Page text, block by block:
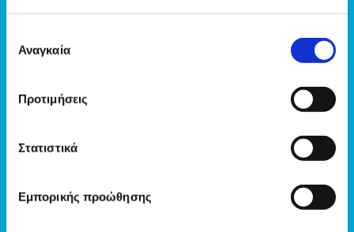
συγκατάθεσης
Αναγκαία
Προτιμήσεις
Στατιστικά
Εμπορικής προώθησης
προδιαγραφές, οι οποίες συνδυάζουν την
Συνεργαζόμαστε με κορυφαίους ιατρούς στις
Επανδρώνουμε τις μονάδες μας με άρτια
Εφαρμόζουμε εντατικό πρόγραμμα εκπαίδευσης